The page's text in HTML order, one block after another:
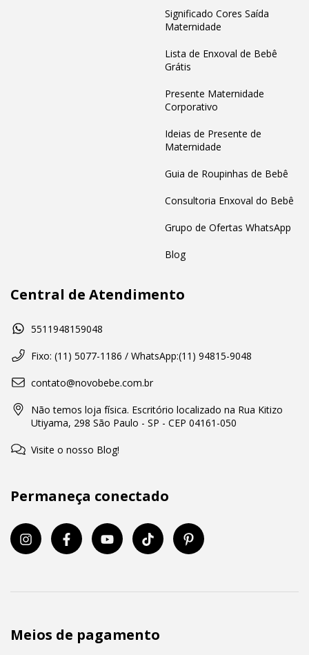
Significado Cores Saída
Maternidade
Lista de Enxoval de Bebê
Grátis
Presente Maternidade
Corporativo
Ideias de Presente de
Maternidade
Guia de Roupinhas de Bebê
Consultoria Enxoval do Bebê
Grupo de Ofertas WhatsApp
Blog
Central de Atendimento
5511948159048
Fixo: (11) 5077-1186 / WhatsApp:(11) 94815-9048
contato@novobebe.com.br
Não temos loja física. Escritório localizado na Rua Kitizo
Utiyama, 298 São Paulo - SP - CEP 04161-050
Visite o nosso Blog!
Permaneça conectado
Meios de pagamento